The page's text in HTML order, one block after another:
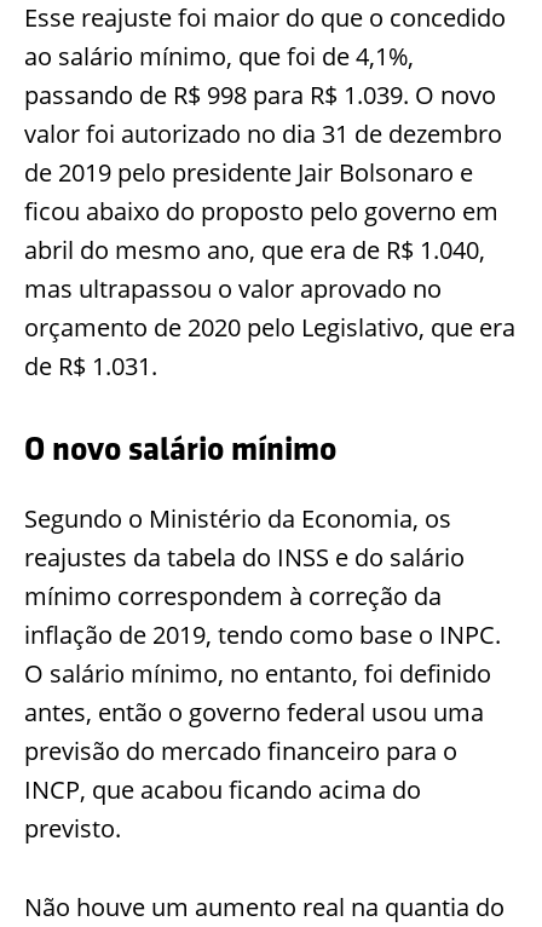
Esse reajuste foi maior do que o concedido
ao salário mínimo, que foi de 4,1%,
passando de R$ 998 para R$ 1.039. O novo
valor foi autorizado no dia 31 de dezembro
de 2019 pelo presidente Jair Bolsonaro e
ficou abaixo do proposto pelo governo em
abril do mesmo ano, que era de R$ 1.040,
mas ultrapassou o valor aprovado no
orçamento de 2020 pelo Legislativo, que era
de R$ 1.031.
O novo salário mínimo
Segundo o Ministério da Economia, os
reajustes da tabela do INSS e do salário
mínimo correspondem à correção da
inflação de 2019, tendo como base o INPC.
O salário mínimo, no entanto, foi definido
antes, então o governo federal usou uma
previsão do mercado financeiro para o
INCP, que acabou ficando acima do
previsto.
Não houve um aumento real na quantia do